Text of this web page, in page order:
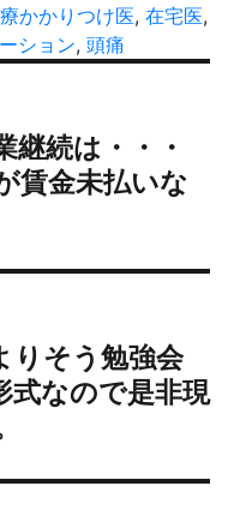
タ
グ
かかりつけ医, 在宅医,
ション, 頭痛
継続は・・・
賃金未払いな
りそう勉強会
式なので是非現